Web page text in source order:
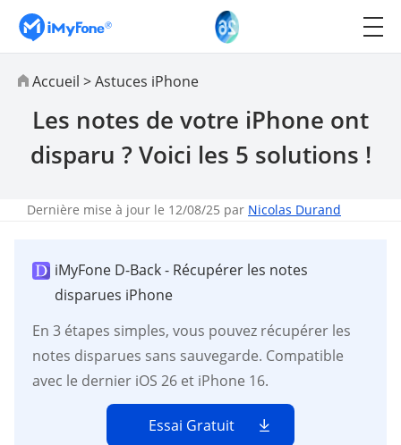
Accueil >Astuces iPhone
Les notes de votre iPhone ont
disparu ? Voici les 5 solutions !
Dernière mise à jour le 12/08/25 par Nicolas Durand
iMyFone D-Back - Récupérer les notes
disparues iPhone
En 3 étapes simples, vous pouvez récupérer les
notes disparues sans sauvegarde. Compatible
avec le dernier iOS 26 et iPhone 16.
Essai Gratuit